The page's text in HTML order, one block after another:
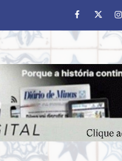
Facebook
Twitter